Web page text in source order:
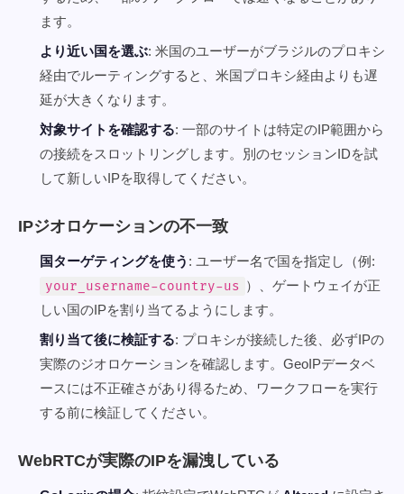
ます。
より近い国を選ぶ: 米国のユーザーがブラジルのプロキシ
経由でルーティングすると、米国プロキシ経由よりも遅
延が大きくなります。
対象サイトを確認する: 一部のサイトは特定のIP範囲から
の接続をスロットリングします。別のセッションIDを試
して新しいIPを取得してください。
IPジオロケーションの不一致
国ターゲティングを使う : ユーザー名で国を指定し（例:
your_username-country-us ）、ゲートウェイが正
しい国のIPを割り当てるようにします。
割り当て後に検証する: プロキシが接続した後、必ずIPの
実際のジオロケーションを確認します。GeoIPデータベ
ースには不正確さがあり得るため、ワークフローを実行
する前に検証してください。
WebRTCが実際のIPを漏洩している